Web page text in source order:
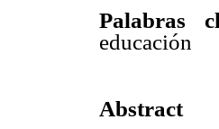
Palabras
educación
Abstract